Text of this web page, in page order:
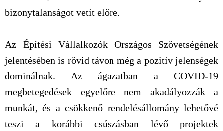
bizonytalanságot vetít előre.
Az Építési Vállalkozók Országos Szövetségének
jelentésében is rövid távon még a pozitív jelenségek
dominálnak. Az ágazatban a COVID-19
megbetegedések egyelőre nem akadályozzák a
munkát, és a csökkenő rendelésállomány lehetővé
teszi a korábbi csúszásban lévő projektek